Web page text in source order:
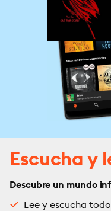
Escucha y
Descubre un mundo
Lee y escucha